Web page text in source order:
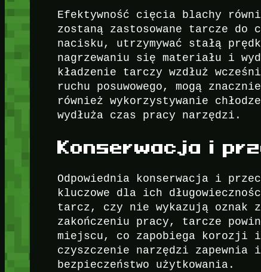
Efektywność cięcia blachy
zostaną zastosowane tarcze do
nacisku, utrzymywać stałą
nagrzewaniu się materiału i
kładzenie tarczy wzdłuż
ruchu posuwowego, mogą
również wykorzystywanie
wydłuża czas pracy narzędzi.
Konserwacja i
Odpowiednia konserwacja i
kluczowe dla ich
tarcz, czy nie wykazują oznak
zakończeniu pracy, tarcze
miejscu, co zapobiega korozji i
czyszczenie narzędzi
bezpieczeństwo użytkowania.